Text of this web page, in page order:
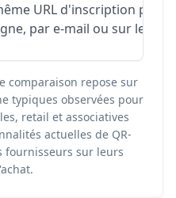
URL d'inscription peut
par e-mail ou sur les
comparaison repose sur
typiques observées pour
retail et associatives
actuelles de QR-
fournisseurs sur leurs